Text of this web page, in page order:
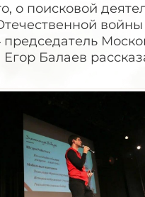
о поисковой
председатель
Егор Балаев